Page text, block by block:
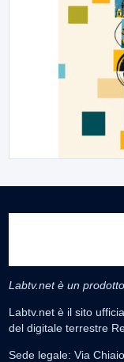
Labtv.net è un
Labtv.net è il sito
del digitale terrestre
Sede legale: Via